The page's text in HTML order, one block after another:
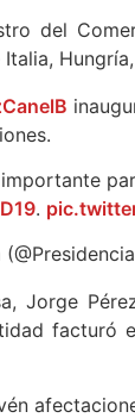
del
.
Jorge
facturó